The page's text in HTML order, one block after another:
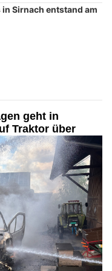
Sirnach entstand am
geht in
Traktor über